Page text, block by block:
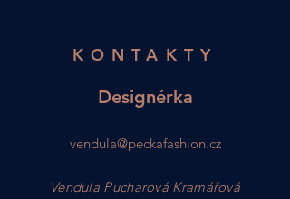
KONTAKTY
Designérka
vendula@peckafashion.cz
Vendula Pucharová Kramářová